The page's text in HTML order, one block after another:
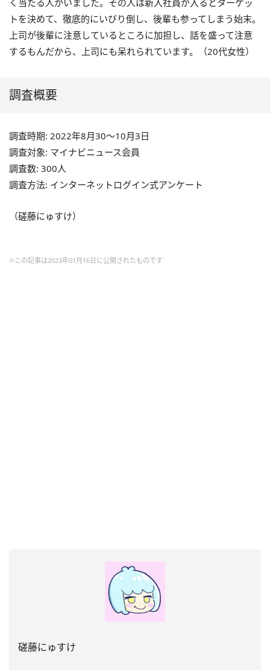
く当たる人がいました。その人は新入社員が入るとターゲッ
トを決めて、徹底的にいびり倒し、後輩も参ってしまう始末。
上司が後輩に注意しているところに加担し、話を盛って注意
するもんだから、上司にも呆れられています。（20代女性）
調査概要
調査時期: 2022年8月30～10月3日
調査対象: マイナビニュース会員
調査数: 300人
調査方法: インターネットログイン式アンケート
（磋藤にゅすけ）
※この記事は2023年01月16日に公開されたものです
磋藤にゅすけ